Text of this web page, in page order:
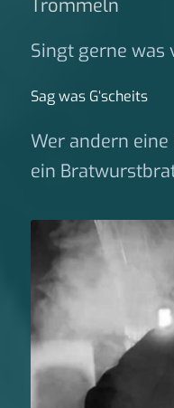
Trommeln
Singt gerne was
Sag was G‘scheits
Wer andern
ein